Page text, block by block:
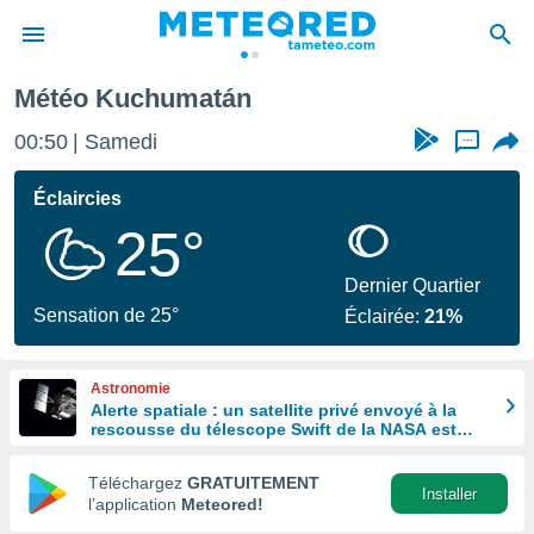
de
Météo Kuchumatán
00:50 Samedi ...
Éclaircies
25°
Sensation de 25°
Dernier Quartier
Éclairée:21%
Astronomie
Alerte spatiale : un satellite privé envoyé à la
rescousse du télescope Swift de la NASA est
Téléchargez GRATUITEMENT
l’application Meteored!
Installer